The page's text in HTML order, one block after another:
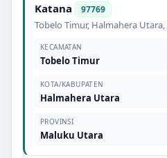
Katana 97769
Tobelo Timur, Halmahera Utara,
KECAMATAN
Tobelo Timur
KOTA/KABUPATEN
Halmahera Utara
PROVINSI
Maluku Utara